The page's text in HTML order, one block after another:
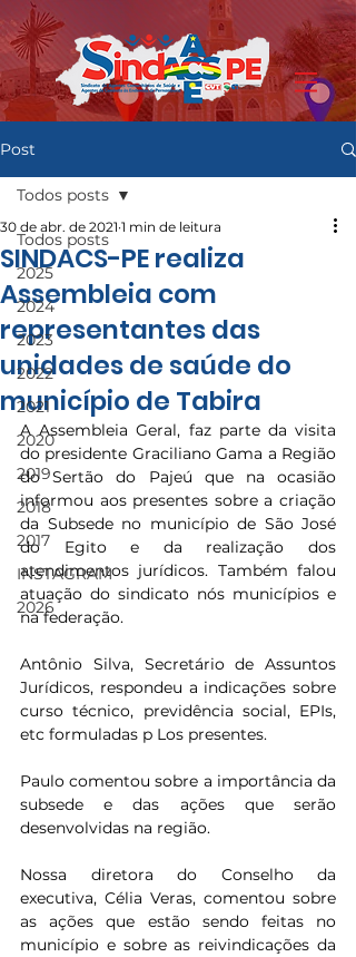
Post
Todos posts
2025
2024
2023
2022
2021
2020
2019
2018
2017
INSTAGRAM
2026
Todos posts
SINDACS-PE realiza
Assembleia com
representantes das
unidades de saúde do
município de Tabira
30 de abr. de 2021 1 min de leitura
A Assembleia Geral, faz parte da visita
do presidente Graciliano Gama a Região
do Sertão do Pajeú que na ocasião
informou aos presentes sobre a criação
da Subsede no município de São José
do Egito e da realização dos
atendimentos jurídicos. Também falou
atuação do sindicato nós municípios e
na federação.
Antônio Silva, Secretário de Assuntos
Jurídicos, respondeu a indicações sobre
curso técnico, previdência social, EPIs,
etc formuladas p Los presentes.
Paulo comentou sobre a importância da
subsede e das ações que serão
desenvolvidas na região.
Nossa diretora do Conselho da
executiva, Célia Veras, comentou sobre
as ações que estão sendo feitas no
município e sobre as reivindicações da